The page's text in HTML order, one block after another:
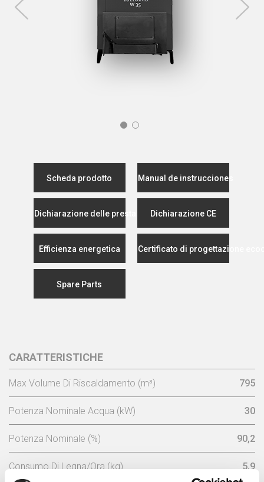
Scheda prodotto Manual de instrucciones
Dichiarazione delle prestazioniDichiarazione CE
Efficienza energetica Certificato di progettazione
Spare Parts
CARATTERISTICHE
Max Volume Di Riscaldamento (m³) 795
Potenza Nominale Acqua (kW) 30
Potenza Nominale (%) 90,2
Consumo Di Legna/Ora (kg) 5,9